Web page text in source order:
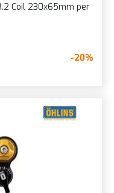
Coil 230x65mm per
-20%